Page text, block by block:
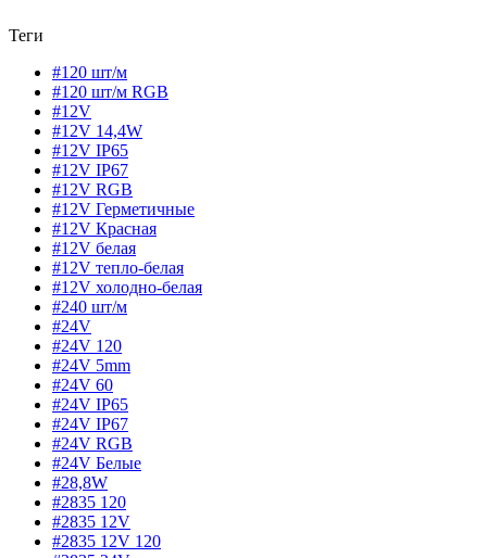
Теги
#120 шт/м
#120 шт/м RGB
#12V
#12V 14,4W
#12V IP65
#12V IP67
#12V RGB
#12V Герметичные
#12V Красная
#12V белая
#12V тепло-белая
#12V холодно-белая
#240 шт/м
#24V
#24V 120
#24V 5mm
#24V 60
#24V IP65
#24V IP67
#24V RGB
#24V Белые
#28,8W
#2835 120
#2835 12V
#2835 12V 120